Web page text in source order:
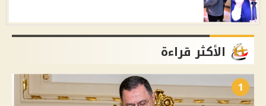
الأكثر قراءة
1